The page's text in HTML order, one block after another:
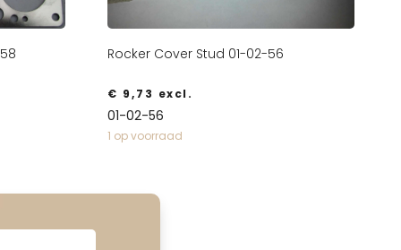
Rocker Cover Stud 01-02-56
€ 9,73 excl.
01-02-56
1 op voorraad